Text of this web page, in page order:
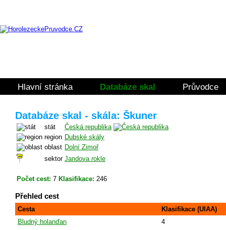
Hlavní stránka Databáze skal Průvodce
Databáze skal - skála: Škuner
stát
Česká republika
region Dubské skály
oblast Dolní Zimoř
sektor Jandova rokle
Počet cest: 7 Klasifikace: 246
Přehled cest
Cesta
Klasifikace (UIAA)
Bludný holanďan
4